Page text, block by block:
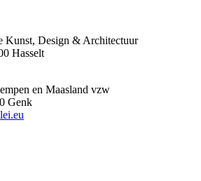
Kunst, Design & Architectuur
Hasselt
en Maasland vzw
Genk